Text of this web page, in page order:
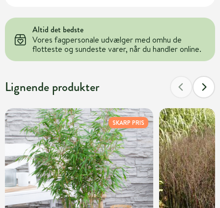
Altid det bedste
Vores fagpersonale udvælger med omhu de
flotteste og sundeste varer, når du handler online.
Lignende produkter
SKARP PRIS